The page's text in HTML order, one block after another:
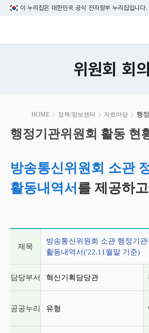
본문 바로
이 누리집은 대한민국 공식 전자정부 누리집입니다.
방송미디어통신위원회
위원회 회의
HOME 정책/정보센터 자료마당 행
시
작
행정기관위원회 활동 현
방송통신위원회 소관
활동내역서 를 제공하
제목
방송통신위원회 소관 행정기관
활동내역서('22.11월말 기준)
담당부서 혁신기획담당관
공공누리 유형